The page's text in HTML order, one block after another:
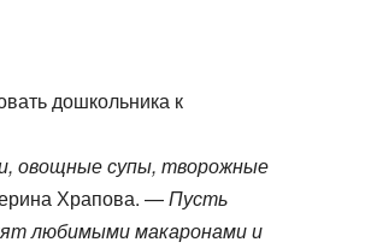
дошкольника к
овощные супы, творожные
Храпова. —Пусть
любимыми макаронами и